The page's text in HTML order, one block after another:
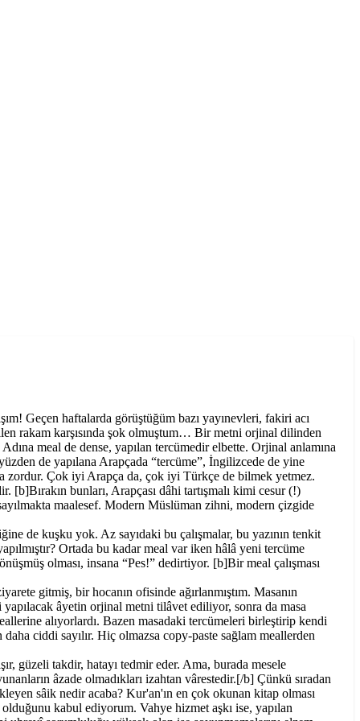
Geçen haftalarda görüştüğüm bazı yayınevleri, fakiri acı
rakam karşısında şok olmuştum… Bir metni orjinal dilinden
meal de dense, yapılan tercümedir elbette. Orjinal anlamına
de yapılana Arapçada “tercüme”, İngilizcede de yine
zordur. Çok iyi Arapça da, çok iyi Türkçe de bilmek yetmez.
bunları, Arapçası dâhi tartışmalı kimi cesur (!)
maalesef. Modern Müslüman zihni, modern çizgide
de kuşku yok. Az sayıdaki bu çalışmalar, bu yazının tenkit
Ortada bu kadar meal var iken hâlâ yeni tercüme
olması, insana “Pes!” dedirtiyor. [b]Bir meal çalışması
gitmiş, bir hocanın ofisinde ağırlanmıştım. Masanın
âyetin orjinal metni tilâvet ediliyor, sonra da masa
alıyorlardı. Bazen masadaki tercümeleri birleştirip kendi
ciddi sayılır. Hiç olmazsa copy-paste sağlam meallerden
güzeli takdir, hatayı tedmir eder. Ama, burada mesele
âzade olmadıkları izahtan vârestedir.[/b] Çünkü sıradan
sâik nedir acaba? Kur'an'ın en çok okunan kitap olması
kabul ediyorum. Vahye hizmet aşkı ise, yapılan